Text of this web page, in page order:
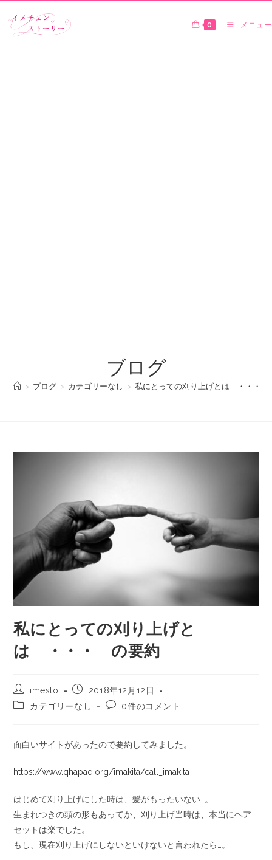
0 メニュー
ブログ
> ブログ > カテゴリーなし > 私にとっての刈り上げとは ・・・
私にとっての刈り上げと
は ・・・ の要約
imesto
2018年12月12日
カテゴリーなし
0件のコメント
面白いサイトがあったので要約してみました。
https://www.qhapaq.org/imakita/call_imakita
はじめて刈り上げにした時は、髪がもったいない…。
生まれつきの頭の形もあってか、刈り上げ当時は、本当にヘア
セットは楽でした。
もし、現在刈り上げにしないといけないと言われたら…。